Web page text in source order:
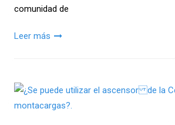
comunidad de
Leer más